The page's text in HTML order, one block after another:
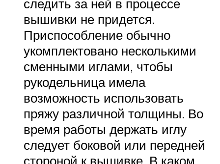
следить за ней в процессе
вышивки не придется.
Приспособление обычно
укомплектовано несколькими
сменными иглами, чтобы
рукодельница имела
возможность использовать
пряжу различной толщины. Во
время работы держать иглу
следует боковой или передней
стороной к вышивке. В каком